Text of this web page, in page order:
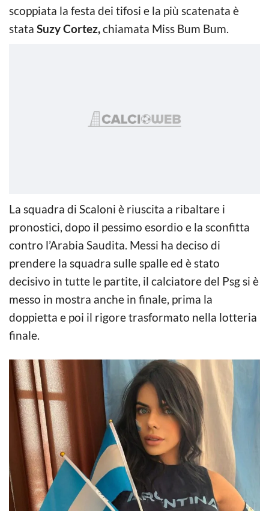
scoppiata la festa dei tifosi e la più scatenata è
stata Suzy Cortez,chiamata Miss Bum Bum.
La squadra di Scaloni è riuscita a ribaltare i
pronostici, dopo il pessimo esordio e la sconfitta
contro l’Arabia Saudita. Messi ha deciso di
prendere la squadra sulle spalle ed è stato
decisivo in tutte le partite, il calciatore del Psg si è
messo in mostra anche in finale, prima la
doppietta e poi il rigore trasformato nella lotteria
finale.